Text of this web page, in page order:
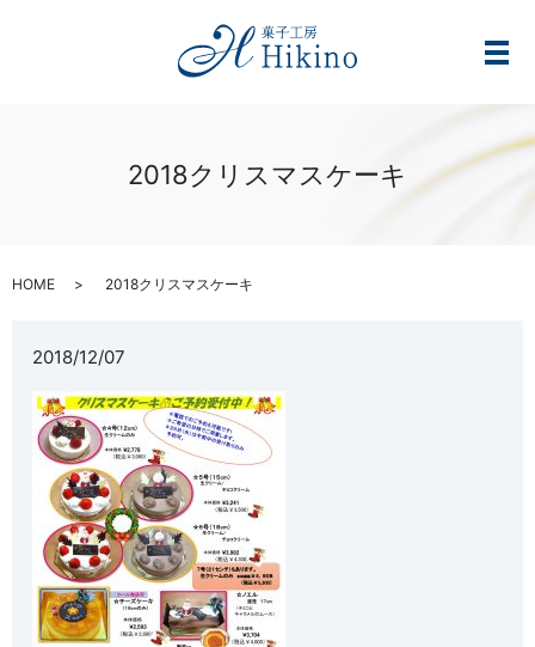
メ
2018クリスマスケーキ
HOME 2018クリスマスケーキ
2018/12/07